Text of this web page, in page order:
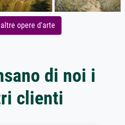
opere d'arte
di noi i
clienti